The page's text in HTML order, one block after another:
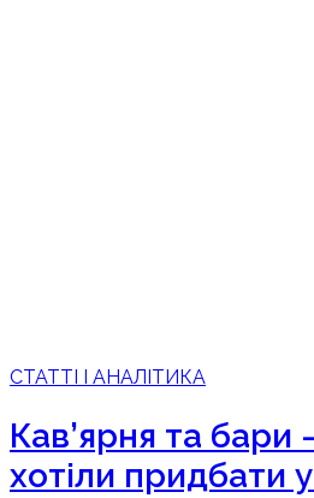
СТАТТІ І АНАЛІТИКА
Кав’ярня та бари
хотіли придбати